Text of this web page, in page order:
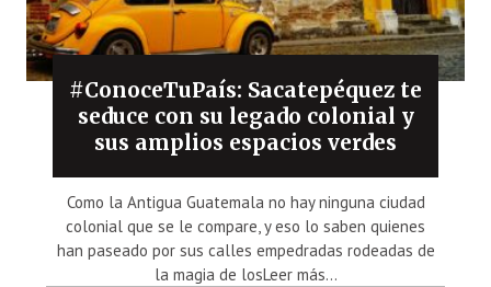
#ConoceTuPaís: Sacatepéquez te
seduce con su legado colonial y
sus amplios espacios verdes
Como la Antigua Guatemala no hay ninguna ciudad
colonial que se le compare, y eso lo saben quienes
han paseado por sus calles empedradas rodeadas de
la magia de losLeer más...